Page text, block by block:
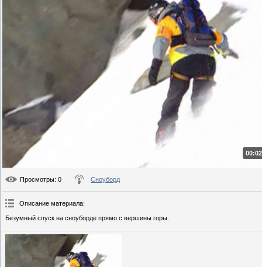
Просмотры: 0 Сноуборд
Описание материала:
Безумный спуск на сноуборде прямо с вершины горы.